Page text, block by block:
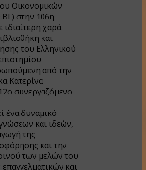
Οικονομικών
στην 106η
χαρά
και
του Ελληνικού
από την
Κατερίνα
συνεργαζόμενο
ένα δυναμικό
και ιδεών,
της
και την
των μελών του
και